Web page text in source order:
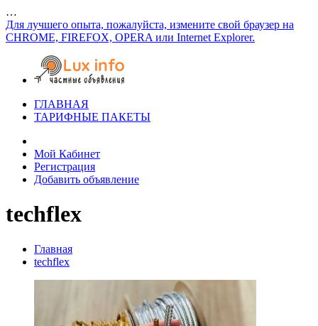
…
Для лучшего опыта, пожалуйста, измените свой браузер на
CHROME, FIREFOX, OPERA или Internet Explorer.
ГЛАВНАЯ
ТАРИФНЫЕ ПАКЕТЫ
Мой Кабинет
Регистрация
Добавить объявление
techflex
Главная
techflex